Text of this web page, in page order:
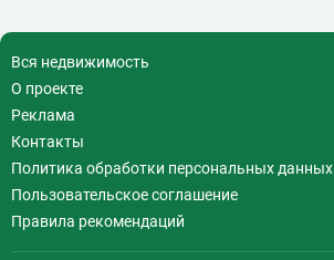
Вся недвижимость
О проекте
Реклама
Контакты
Политика обработки персональных данных
Пользовательское соглашение
Правила рекомендаций